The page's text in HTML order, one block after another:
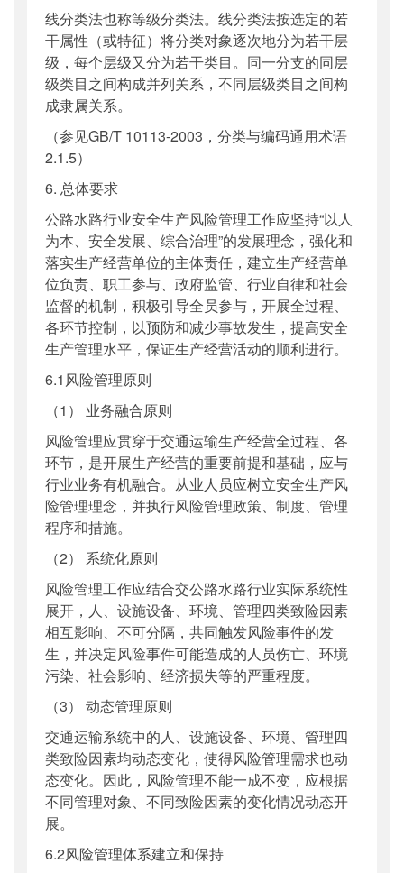
线分类法也称等级分类法。线分类法按选定的若
干属性（或特征）将分类对象逐次地分为若干层
级，每个层级又分为若干类目。同一分支的同层
级类目之间构成并列关系，不同层级类目之间构
成隶属关系。
（参见GB/T 10113-2003，分类与编码通用术语
2.1.5）
6. 总体要求
公路水路行业安全生产风险管理工作应坚持“以人
为本、安全发展、综合治理”的发展理念，强化和
落实生产经营单位的主体责任，建立生产经营单
位负责、职工参与、政府监管、行业自律和社会
监督的机制，积极引导全员参与，开展全过程、
各环节控制，以预防和减少事故发生，提高安全
生产管理水平，保证生产经营活动的顺利进行。
6.1风险管理原则
（1） 业务融合原则
风险管理应贯穿于交通运输生产经营全过程、各
环节，是开展生产经营的重要前提和基础，应与
行业业务有机融合。从业人员应树立安全生产风
险管理理念，并执行风险管理政策、制度、管理
程序和措施。
（2） 系统化原则
风险管理工作应结合交公路水路行业实际系统性
展开，人、设施设备、环境、管理四类致险因素
相互影响、不可分隔，共同触发风险事件的发
生，并决定风险事件可能造成的人员伤亡、环境
污染、社会影响、经济损失等的严重程度。
（3） 动态管理原则
交通运输系统中的人、设施设备、环境、管理四
类致险因素均动态变化，使得风险管理需求也动
态变化。因此，风险管理不能一成不变，应根据
不同管理对象、不同致险因素的变化情况动态开
展。
6.2风险管理体系建立和保持